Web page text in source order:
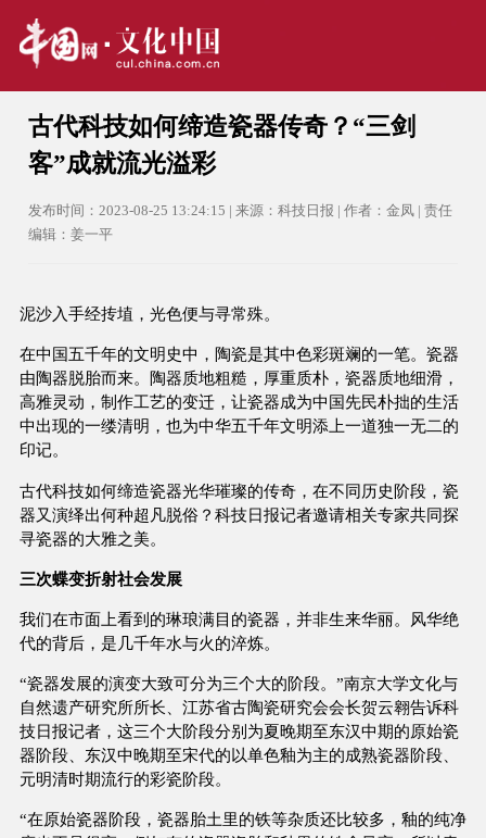
古代科技如何缔造瓷器传奇？“三剑
客”成就流光溢彩
发布时间：2023-08-25 13:24:15 | 来源：科技日报 | 作者：金凤 | 责任
编辑：姜一平
泥沙入手经抟埴，光色便与寻常殊。
在中国五千年的文明史中，陶瓷是其中色彩斑斓的一笔。瓷器
由陶器脱胎而来。陶器质地粗糙，厚重质朴，瓷器质地细滑，
高雅灵动，制作工艺的变迁，让瓷器成为中国先民朴拙的生活
中出现的一缕清明，也为中华五千年文明添上一道独一无二的
印记。
古代科技如何缔造瓷器光华璀璨的传奇，在不同历史阶段，瓷
器又演绎出何种超凡脱俗？科技日报记者邀请相关专家共同探
寻瓷器的大雅之美。
三次蝶变折射社会发展
我们在市面上看到的琳琅满目的瓷器，并非生来华丽。风华绝
代的背后，是几千年水与火的淬炼。
“瓷器发展的演变大致可分为三个大的阶段。”南京大学文化与
自然遗产研究所所长、江苏省古陶瓷研究会会长贺云翱告诉科
技日报记者，这三个大阶段分别为夏晚期至东汉中期的原始瓷
器阶段、东汉中晚期至宋代的以单色釉为主的成熟瓷器阶段、
元明清时期流行的彩瓷阶段。
“在原始瓷器阶段，瓷器胎土里的铁等杂质还比较多，釉的纯净